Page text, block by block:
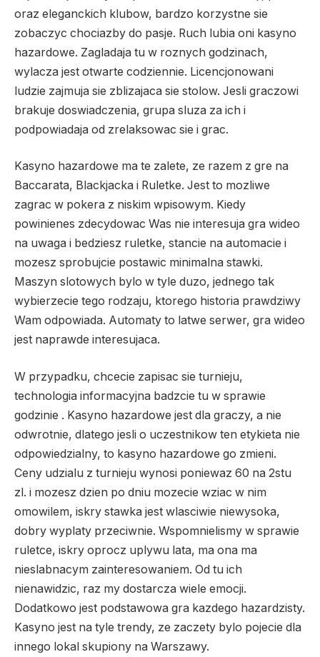
oraz eleganckich klubow, bardzo korzystne sie
zobaczyc chociazby do pasje. Ruch lubia oni kasyno
hazardowe. Zagladaja tu w roznych godzinach,
wylacza jest otwarte codziennie. Licencjonowani
ludzie zajmuja sie zblizajaca sie stolow. Jesli graczowi
brakuje doswiadczenia, grupa sluza za ich i
podpowiadaja od zrelaksowac sie i grac.
Kasyno hazardowe ma te zalete, ze razem z gre na
Baccarata, Blackjacka i Ruletke. Jest to mozliwe
zagrac w pokera z niskim wpisowym. Kiedy
powinienes zdecydowac Was nie interesuja gra wideo
na uwaga i bedziesz ruletke, stancie na automacie i
mozesz sprobujcie postawic minimalna stawki.
Maszyn slotowych bylo w tyle duzo, jednego tak
wybierzecie tego rodzaju, ktorego historia prawdziwy
Wam odpowiada. Automaty to latwe serwer, gra wideo
jest naprawde interesujaca.
W przypadku, chcecie zapisac sie turnieju,
technologia informacyjna badzcie tu w sprawie
godzinie . Kasyno hazardowe jest dla graczy, a nie
odwrotnie, dlatego jesli o uczestnikow ten etykieta nie
odpowiedzialny, to kasyno hazardowe go zmieni.
Ceny udzialu z turnieju wynosi poniewaz 60 na 2stu
zl. i mozesz dzien po dniu mozecie wziac w nim
omowilem, iskry stawka jest wlasciwie niewysoka,
dobry wyplaty przeciwnie. Wspomnielismy w sprawie
ruletce, iskry oprocz uplywu lata, ma ona ma
nieslabnacym zainteresowaniem. Od tu ich
nienawidzic, raz my dostarcza wiele emocji.
Dodatkowo jest podstawowa gra kazdego hazardzisty.
Kasyno jest na tyle trendy, ze zaczety bylo pojecie dla
innego lokal skupiony na Warszawy.